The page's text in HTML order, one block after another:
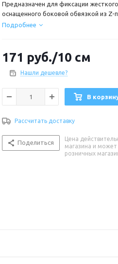
Предназначен для фиксации
оснащенного боковой обвязкой из
существенно увеличить продольную
Подробнее
171 руб./10 см
Нашли дешевле?
В
Рассчитать доставку
Поделиться
Цена
магазина и может
розничных